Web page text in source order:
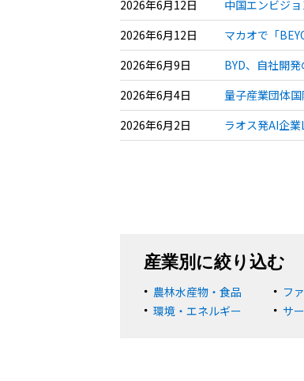
2026年6月12日
中国エンビジ
2026年6月12日
マカオで「
2026年6月9日
BYD、自社開
2026年6月4日
量子産業団体
2026年6月2日
ラオス発AI企
産業別に絞り込む
農林水産物・食品 フ
環境・エネルギー
サ